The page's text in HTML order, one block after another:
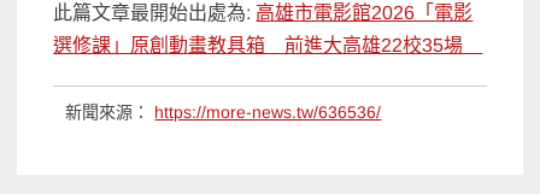
此篇文章最開始出處為: 高雄市電影館2026「電影
選修課」原創動畫教具箱 前進大高雄22校35場
新聞來源： https://more-news.tw/636536/